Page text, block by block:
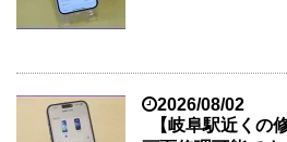
2026/08/02
【岐阜駅近くの